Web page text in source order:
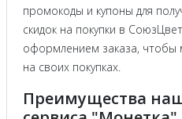
промокоды и купоны для
скидок на покупки в
оформлением заказа, чтобы
на своих покупках.
Преимущества